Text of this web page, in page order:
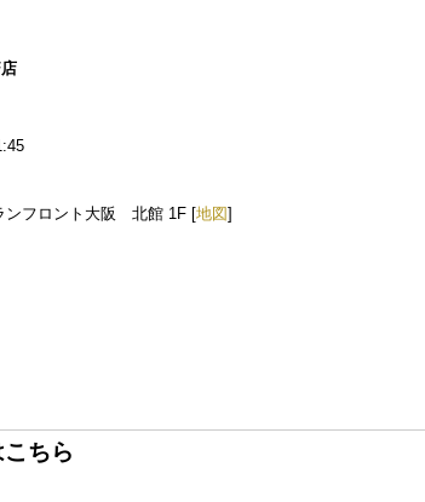
ンフロント大阪 北館 1F [地図]
ちら